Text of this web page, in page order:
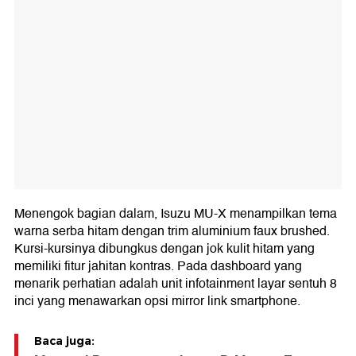
Menengok bagian dalam, Isuzu MU-X menampilkan tema
warna serba hitam dengan trim aluminium faux brushed.
Kursi-kursinya dibungkus dengan jok kulit hitam yang
memiliki fitur jahitan kontras. Pada dashboard yang
menarik perhatian adalah unit infotainment layar sentuh 8
inci yang menawarkan opsi mirror link smartphone.
Baca juga: